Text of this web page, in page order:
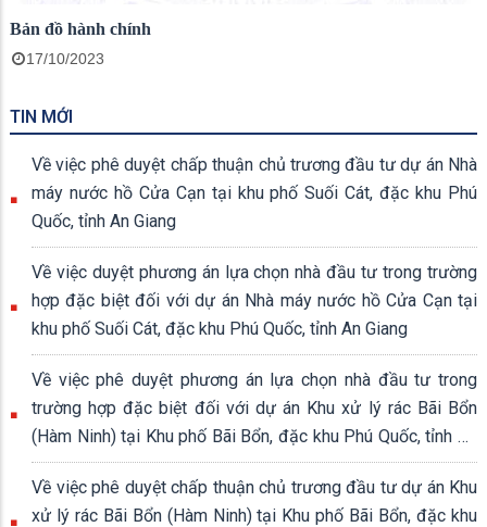
Bản đồ hành chính
17/10/2023
TIN MỚI
Về việc phê duyệt chấp thuận chủ trương đầu tư dự án Nhà
máy nước hồ Cửa Cạn tại khu phố Suối Cát, đặc khu Phú
Quốc, tỉnh An Giang
Về việc duyệt phương án lựa chọn nhà đầu tư trong trường
hợp đặc biệt đối với dự án Nhà máy nước hồ Cửa Cạn tại
khu phố Suối Cát, đặc khu Phú Quốc, tỉnh An Giang
Về việc phê duyệt phương án lựa chọn nhà đầu tư trong
trường hợp đặc biệt đối với dự án Khu xử lý rác Bãi Bổn
(Hàm Ninh) tại Khu phố Bãi Bổn, đặc khu Phú Quốc, tỉnh An
Giang
Về việc phê duyệt chấp thuận chủ trương đầu tư dự án Khu
xử lý rác Bãi Bổn (Hàm Ninh) tại Khu phố Bãi Bổn, đặc khu